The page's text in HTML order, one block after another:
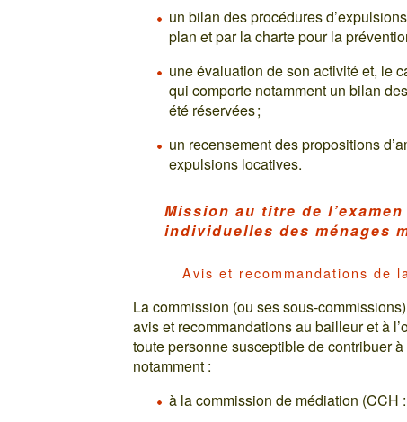
un bilan des procédures
plan et par la charte pour la
une évaluation de son activité et, le
qui comporte notamment un bilan
été réservées ;
un recensement des propositions
expulsions locatives.
Mission au titre de
individuelles des ménages
Avis et recommandations de
La commission (ou ses sous-
avis et recommandations au bailleur et à
toute personne susceptible de contribuer
notamment :
à la commission de médiation (CCH